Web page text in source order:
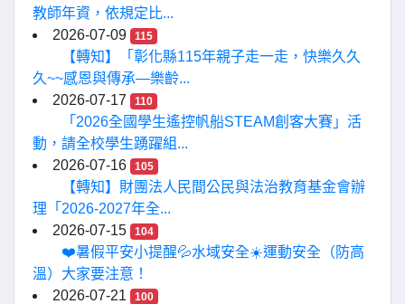
教師年資，依規定比...
2026-07-09
115
【轉知】「彰化縣115年親子走一走，快樂久久
久~~感恩與傳承—樂齡...
2026-07-17
110
「2026全國學生遙控帆船STEAM創客大賽」活
動，請全校學生踴躍組...
2026-07-16
105
【轉知】財團法人民間公民與法治教育基金會辦
理「2026-2027年全...
2026-07-15
104
❤️暑假平安小提醒💦水域安全☀️運動安全（防高
溫）大家要注意！
2026-07-21
100